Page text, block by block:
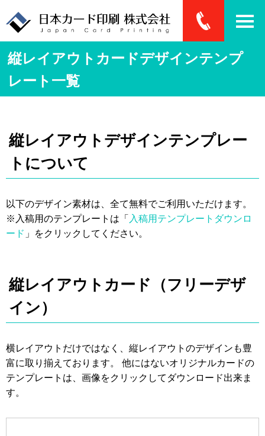
縦レイアウトカードデザインテンプ
レート一覧
縦レイアウトデザインテンプレー
トについて
以下のデザイン素材は、全て無料でご利用いただけます。
※入稿用のテンプレートは「 入稿用テンプレートダウンロ
ード 」をクリックしてください。
縦レイアウトカード（フリーデザ
イン）
横レイアウトだけではなく、縦レイアウトのデザインも豊
富に取り揃えております。 他にはないオリジナルカードの
テンプレートは、画像をクリックしてダウンロード出来ま
す。